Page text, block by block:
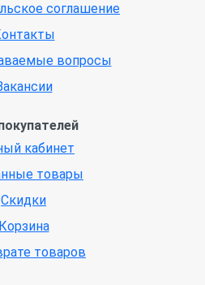
соглашение
вопросы
кабинет
товары
Скидки
Корзина
товаров